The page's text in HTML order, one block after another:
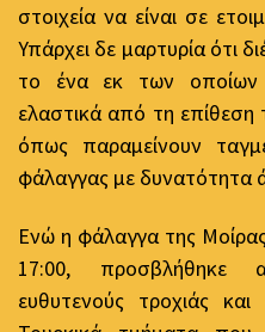
στοιχεία να είναι σε
Υπάρχει δε μαρτυρία ότι
το ένα εκ των οποίων
ελαστικά από τη επίθεση
όπως παραμείνουν
φάλαγγας με δυνατότητα
Ενώ η φάλαγγα της Μοίρας
17:00, προσβλήθηκε
ευθυτενούς τροχιάς